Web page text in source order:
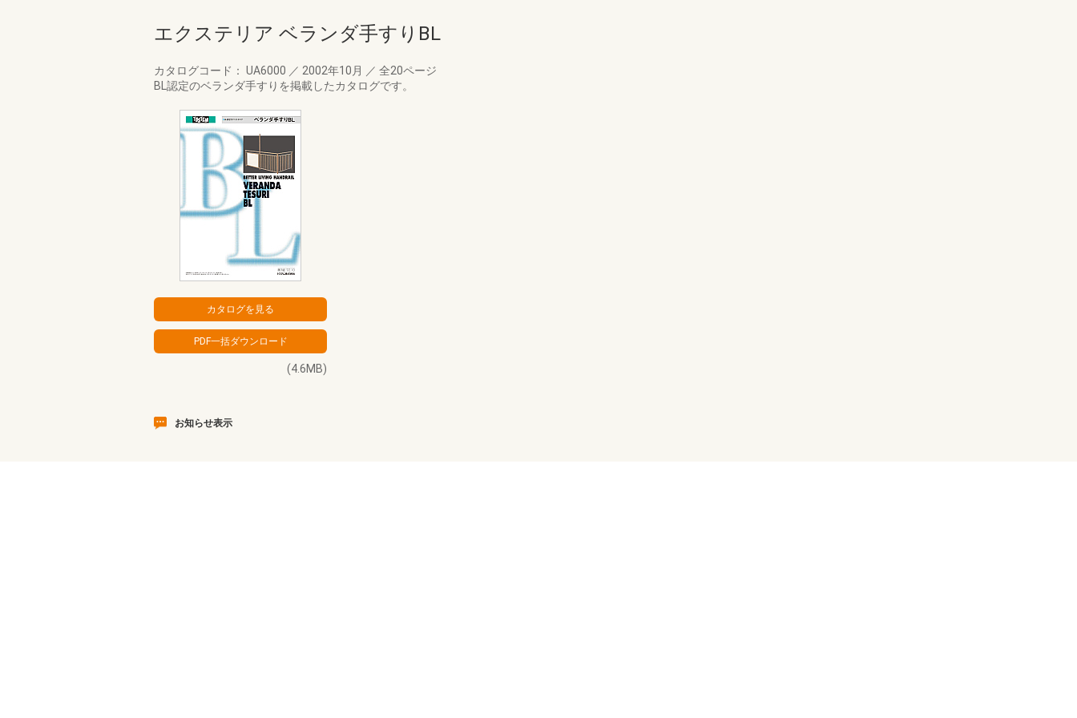
エクステリア ベランダ手すりBL
カタログコード： UA6000 ／ 2002年10月 ／ 全20ページ
BL認定のベランダ手すりを掲載したカタログです。
(4.6MB)
お知らせ表示